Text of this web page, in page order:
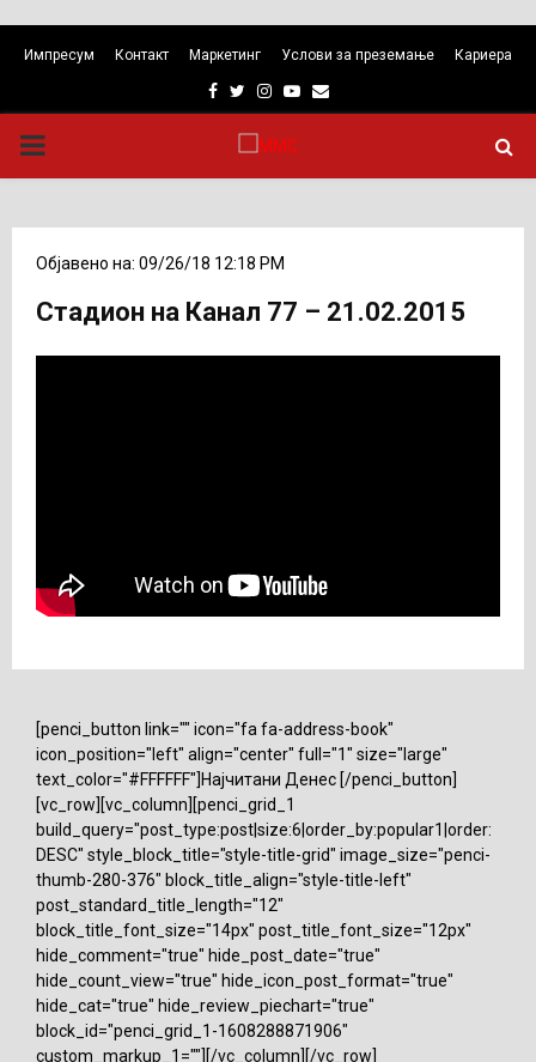
Импресум Контакт Маркетинг Услови за преземање Кариера
Facebook
TwitterInstagram
Youtube
Email
PRIMARY
Објавено на: 09/26/18 12:18 PM
Стадион на Канал 77 – 21.02.2015
[penci_button link="" icon="fa fa-address-book"
icon_position="left" align="center" full="1" size="large"
text_color="#FFFFFF"]Најчитани Денес [/penci_button]
[vc_row][vc_column][penci_grid_1
build_query="post_type:post|size:6|order_by:popular1|order:
DESC" style_block_title="style-title-grid" image_size="penci-
thumb-280-376" block_title_align="style-title-left"
post_standard_title_length="12"
block_title_font_size="14px" post_title_font_size="12px"
hide_comment="true" hide_post_date="true"
hide_count_view="true" hide_icon_post_format="true"
hide_cat="true" hide_review_piechart="true"
block_id="penci_grid_1-1608288871906"
custom_markup_1=""][/vc_column][/vc_row]